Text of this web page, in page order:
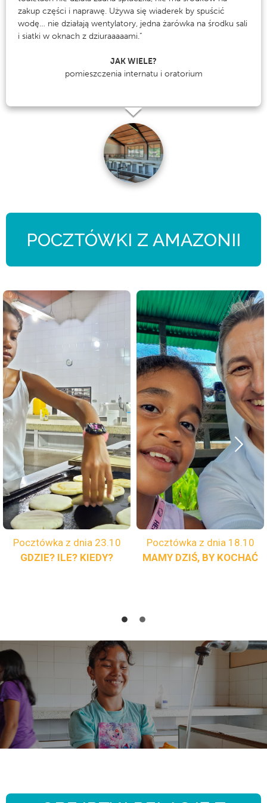
zakup części i naprawę. Używa się wiaderek by spuścić
wodę… nie działają wentylatory, jedna żarówka na środku sali
i siatki w oknach z dziuraaaaami.”
JAK WIELE?
pomieszczenia internatu i oratorium
POCZTÓWKI Z AMAZONII
Nigdy nie myślałam, że
kiedyś będę zaczynać dzień
tak wcześnie – od
poniedziałku do piątku o
4:00 pobudka, by
rozpocząć dzień u Jezusa
– medytacja i jutrznia.
Potem już szybko
przygotować śniadanie
wraz z dziewczynami, które
mają poranny dyżur w
kuchni. Tu na śniadanie
obowiązkowa arepa – taki
placek ze specjalnej mąki,
który każdego dnia piecze
się na rozgrzanej blasze.
zobacz więcej
Pocztówka z dnia 23.10
GDZIE? ILE? KIEDY?
... o 13.00 wracają
dziewczęta z Colegium, ale
jakoś inaczej niż zwykle,
dziwna cisza, przejęcie –
pytamy co się stało? Co się
okazało - podczas tej
nocnej burzy w Puerto
Ayacucho piorun zabił całą
rodzinę...
zobacz więcej
Pocztówka z dnia 18.10
MAMY DZIŚ, BY KOCHAĆ
S. Marzena nagrała krótkie relacje filmowe, w